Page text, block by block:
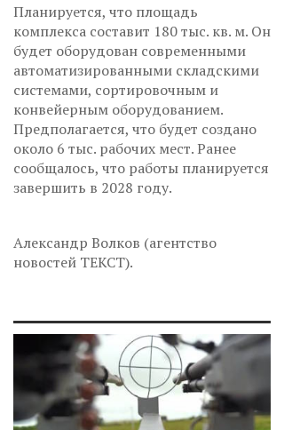
Планируется, что площадь
комплекса составит 180 тыс. кв. м. Он
будет оборудован современными
автоматизированными складскими
системами, сортировочным и
конвейерным оборудованием.
Предполагается, что будет создано
около 6 тыс. рабочих мест. Ранее
сообщалось, что работы планируется
завершить в 2028 году.
Александр Волков (агентство
новостей ТЕКСТ).